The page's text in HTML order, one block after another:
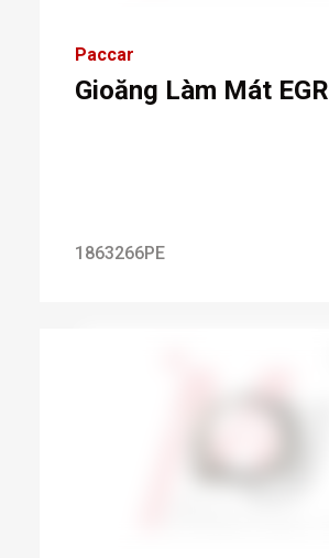
Paccar
Gioăng Làm Mát EGR
1863266PE